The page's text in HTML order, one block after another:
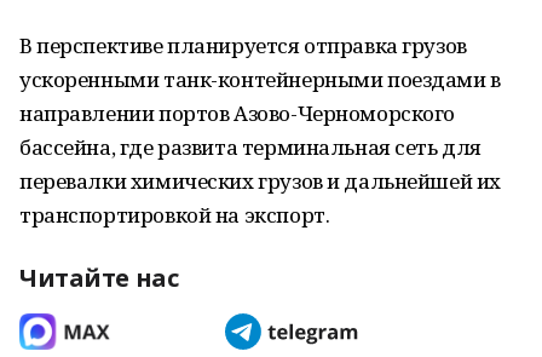
В перспективе планируется отправка грузов
ускоренными танк-контейнерными поездами в
направлении портов Азово-Черноморского
бассейна, где развита терминальная сеть для
перевалки химических грузов и дальнейшей их
транспортировкой на экспорт.
Читайте нас